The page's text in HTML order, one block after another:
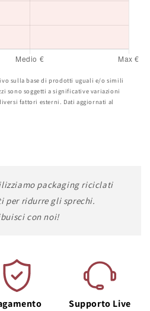
sulla base di prodotti uguali e/o simili
sono soggetti a significative variazioni
fattori esterni. Dati aggiornati al
packaging riciclati
per ridurre gli sprechi.
con noi!
Supporto Live